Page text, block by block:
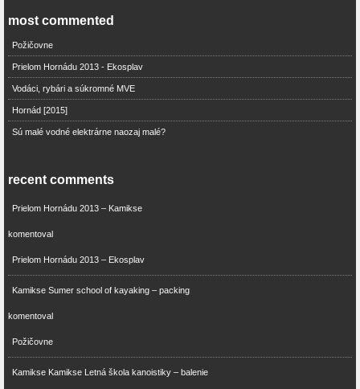
most commented
Požičovne
Prielom Hornádu 2013 - Ekosplav
Vodáci, rybári a súkromné MVE
Hornád [2015]
Sú malé vodné elektrárne naozaj malé?
recent comments
Prielom Hornádu 2013 – Kamikse
komentoval
Prielom Hornádu 2013 – Ekosplav
Kamikse Sumer school of kayaking – packing
komentoval
Požičovne
Kamikse Kamikse Letná škola kanoistiky – balenie